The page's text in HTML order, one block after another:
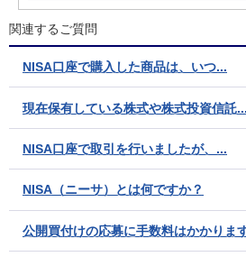
関連するご質問
NISA口座で購入した商品は、いつ...
現在保有している株式や株式投資信託...
NISA口座で取引を行いましたが、...
NISA（ニーサ）とは何ですか？
公開買付けの応募に手数料はかかりま